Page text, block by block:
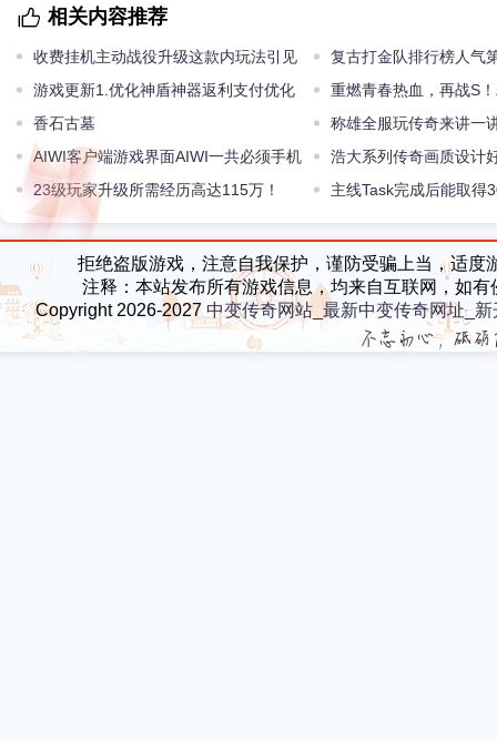
相关内容推荐
收费挂机主动战役升级这款内玩法引见
复古打金队排行榜人气
游戏更新1.优化神盾神器返利支付优化
挂机功用
重燃青春热血，再战S
香石古墓
称雄全服玩传奇来讲一
AIWI客户端游戏界面AIWI一共必须手机
和电脑两个客户端(组图)
浩大系列传奇画质设计
值礼包下载
23级玩家升级所需经历高达115万！ 主线Task完成后能取得
拒绝盗版游戏，注意自我保护，谨防受骗上当，适
注释：本站发布所有游戏信息，均来自互联网，如
Copyright 2026-2027 中变传奇网站_最新中变传奇网址_